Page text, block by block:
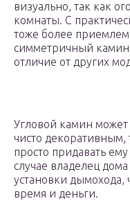
визуально, так как
комнаты. С
тоже более
симметричный камин
отличие от других
Угловой камин может
чисто декоративным,
просто придавать
случае владелец
установки дымохода,
время и деньги.